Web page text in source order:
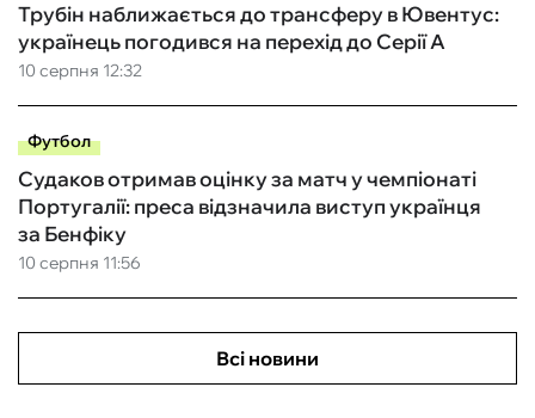
10 серпня 12:32
Трубін наближається до трансферу в Ювентус:
українець погодився на перехід до Серії А
Футбол
10 серпня 11:56
Судаков отримав оцінку за матч у чемпіонаті
Португалії: преса відзначила виступ українця
за Бенфіку
Всі новини